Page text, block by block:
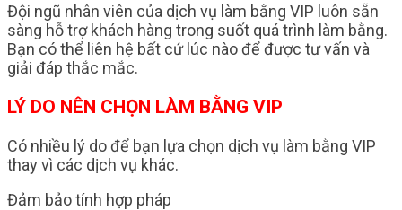
Đội ngũ nhân viên của dịch vụ làm bằng VIP luôn sẵn
sàng hỗ trợ khách hàng trong suốt quá trình làm bằng.
Bạn có thể liên hệ bất cứ lúc nào để được tư vấn và
giải đáp thắc mắc.
LÝ DO NÊN CHỌN LÀM BẰNG VIP
Có nhiều lý do để bạn lựa chọn dịch vụ làm bằng VIP
thay vì các dịch vụ khác.
Đảm bảo tính hợp pháp